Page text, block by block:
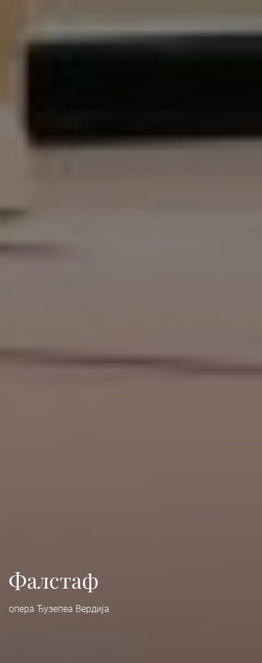
Фалстаф
опера Ђузепеа Вердија